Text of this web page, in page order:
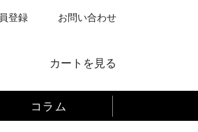
登録 お問い合わせ
カートを見る
コラム